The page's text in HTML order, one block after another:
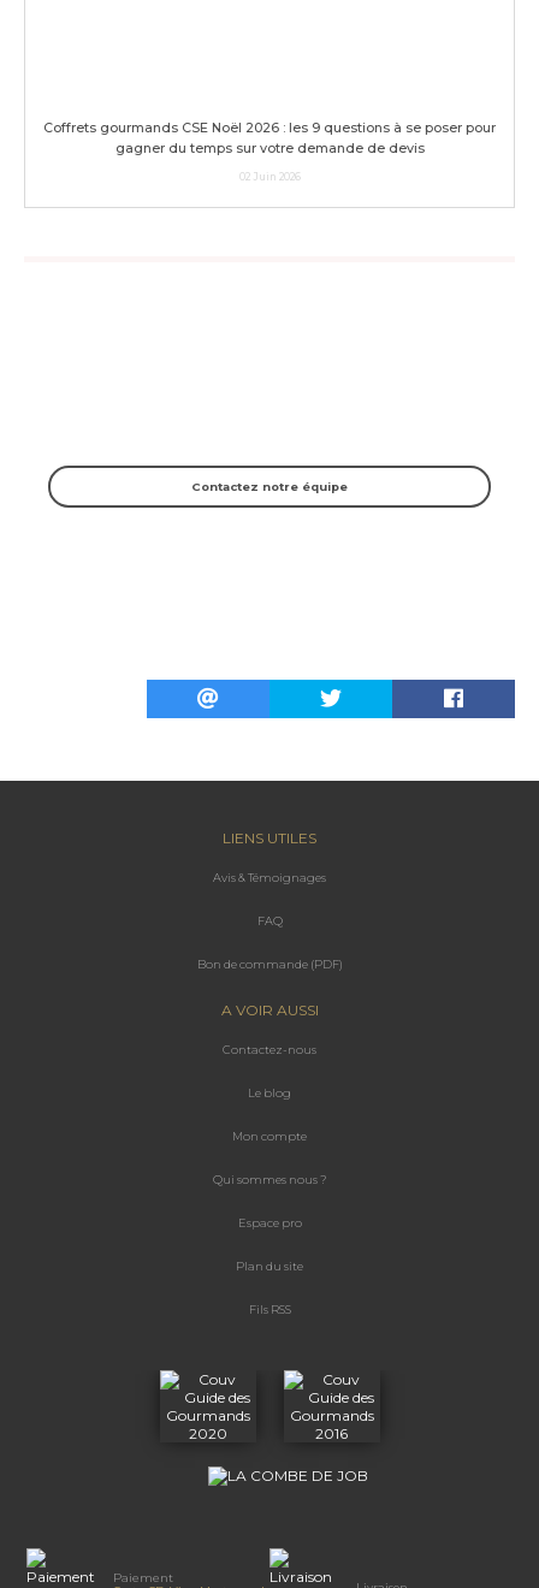
Coffrets gourmands CSE Noël 2026 : les 9 questions à se poser pour
gagner du temps sur votre demande de devis
02 Juin 2026
Contac­tez notre équipe
LIENS UTILES
Avis & Témoignages
FAQ
Bon de commande (PDF)
A VOIR AUSSI
Contactez-nous
Le blog
Mon compte
Qui sommes nous ?
Espace pro
Plan du site
Fils RSS
Paiement